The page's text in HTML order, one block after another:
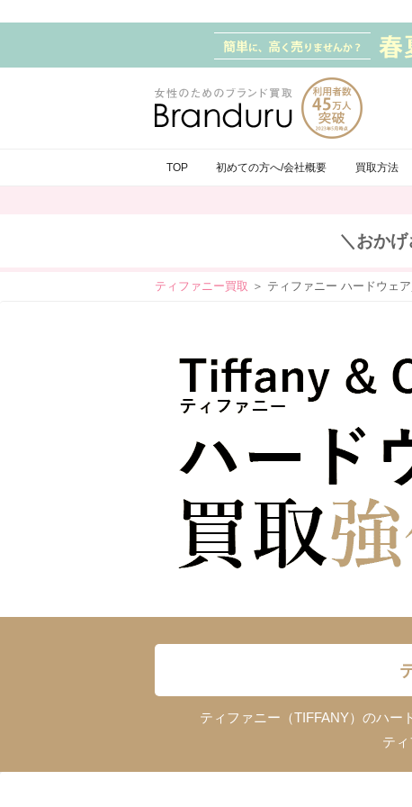
TOP 初めての方へ/会社概要 買取方法
＼おか
ティファニー買取 ＞ ティファニー ハードウェア
ティファニー（TIFFANY）のハー
テ